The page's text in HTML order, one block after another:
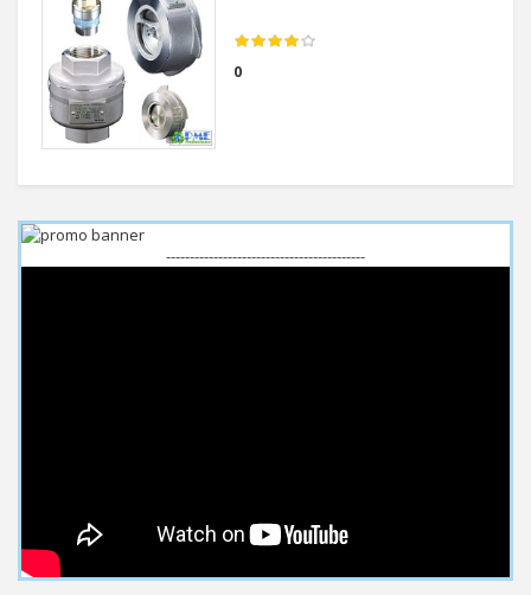
0
------------------------------------------